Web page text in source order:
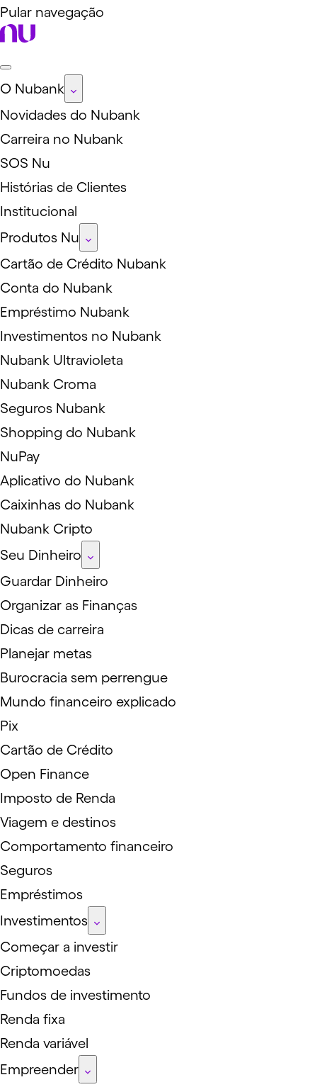
Pular navegação
O Nubank
Novidades do Nubank
Carreira no Nubank
SOS Nu
Histórias de Clientes
Institucional
Produtos Nu
Cartão de Crédito Nubank
Conta do Nubank
Empréstimo Nubank
Investimentos no Nubank
Nubank Ultravioleta
Nubank Croma
Seguros Nubank
Shopping do Nubank
NuPay
Aplicativo do Nubank
Caixinhas do Nubank
Nubank Cripto
Seu Dinheiro
Guardar Dinheiro
Organizar as Finanças
Dicas de carreira
Planejar metas
Burocracia sem perrengue
Mundo financeiro explicado
Pix
Cartão de Crédito
Open Finance
Imposto de Renda
Viagem e destinos
Comportamento financeiro
Seguros
Empréstimos
Investimentos
Começar a investir
Criptomoedas
Fundos de investimento
Renda fixa
Renda variável
Empreender